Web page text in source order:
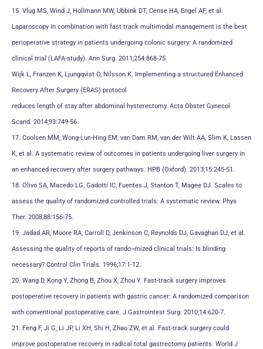
15. Vlug MS, Wind J, Hollmann MW, Ubbink DT, Cense HA, Engel AF, et al.
Laparoscopy in combination with fast track multimodal management is the best
perioperative strategy in patients undergoing colonic surgery: A randomized
clinical trial (LAFA-study). Ann Surg. 2011;254:868-75.
Wijk L, Franzen K, Ljungqvist O, Nilsson K. Implementing a structured Enhanced
Recovery After Surgery (ERAS) protocol
reduces length of stay after abdominal hysterectomy. Acta Obstet Gynecol
Scand. 2014;93:749-56.
17. Coolsen MM, Wong-Lun-Hing EM, van Dam RM, van der Wilt AA, Slim K, Lassen
K, et al. A systematic review of outcomes in patients undergoing liver surgery in
an enhanced recovery after surgery pathways. HPB (Oxford). 2013;15:245-51.
18. Olivo SA, Macedo LG, Gadotti IC, Fuentes J, Stanton T, Magee DJ. Scales to
assess the quality of randomized controlled trials: A systematic review. Phys
Ther. 2008;88:156-75.
19. Jadad AR, Moore RA, Carroll D, Jenkinson C, Reynolds DJ, Gavaghan DJ, et al.
Assessing the quality of reports of rando¬mized clinical trials: Is blinding
necessary? Control Clin Trials. 1996;17:1-12.
20. Wang D, Kong Y, Zhong B, Zhou X, Zhou Y. Fast-track surgery improves
postoperative recovery in patients with gastric cancer: A randomized comparison
with conventional postoperative care. J Gastrointest Surg. 2010;14:620-7.
21. Feng F, Ji G, Li JP, Li XH, Shi H, Zhao ZW, et al. Fast-track surgery could
improve postoperative recovery in radical total gastrectomy patients. World J